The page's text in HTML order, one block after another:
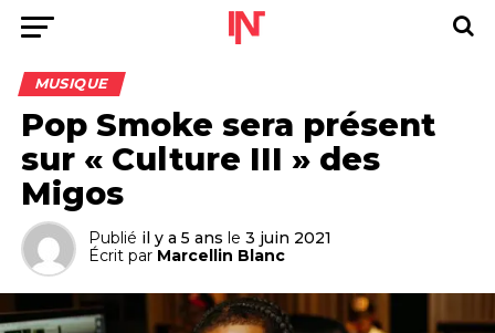
MUSIQUE
Pop Smoke sera présent
sur « Culture III » des
Migos
Publié il y a 5 ans le 3 juin 2021
Écrit par Marcellin Blanc